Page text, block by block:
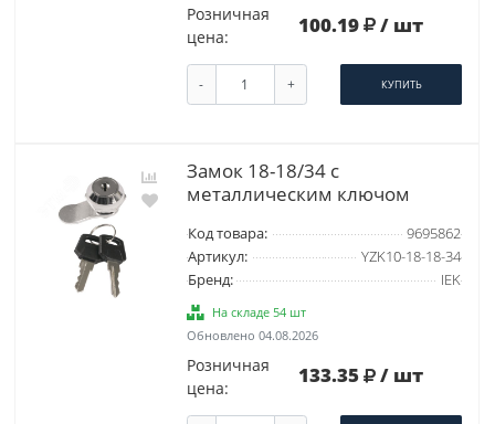
Розничная
цена:
100.19 / шт
- + КУПИТЬ
Замок 18-18/34 с
металлическим ключом
Код товара:
9695862
Артикул:
YZK10-18-18-34
Бренд:
IEK
На складе 54 шт
Обновлено 04.08.2026
Розничная
цена:
133.35 / шт